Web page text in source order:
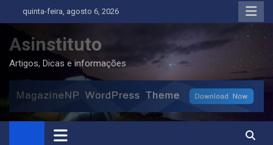
to
content
quinta-feira, agosto 6, 2026
Asinstituto
Artigos, Dicas e informações